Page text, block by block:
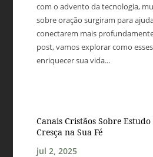
com o advento da tecnologia,
sobre oração surgiram para
conectarem mais
post, vamos explorar como
enriquecer sua vida...
Canais Cristãos Sobre
Cresça na Sua Fé
jul 2, 2025